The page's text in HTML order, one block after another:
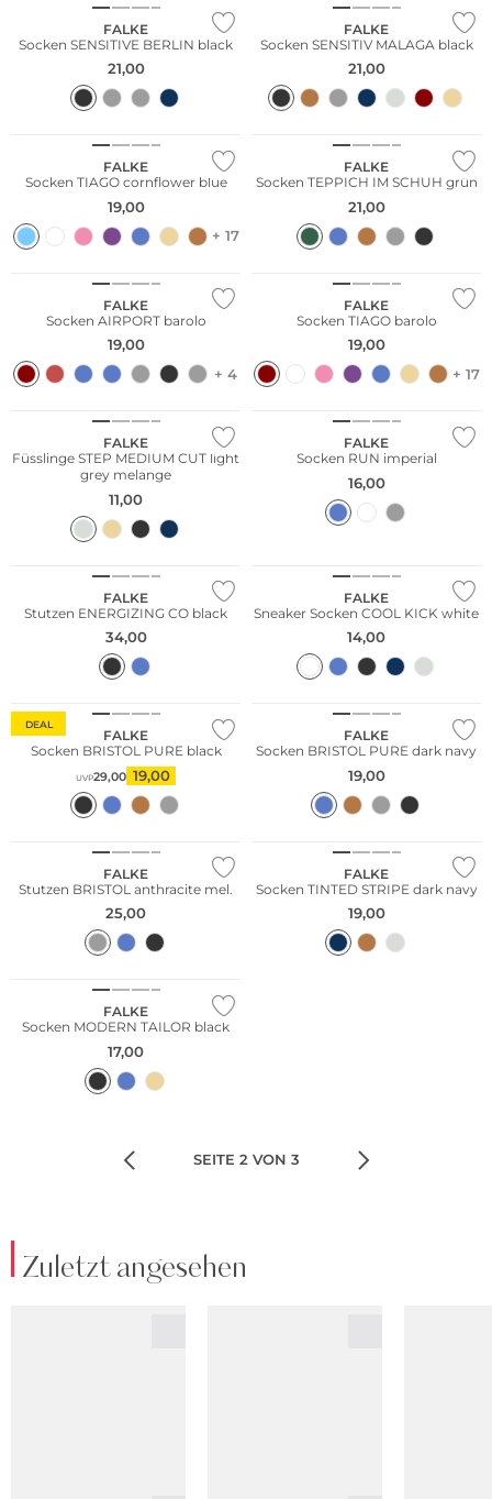
FALKE
Socken SENSITIVE BERLIN black
21,00
FALKE
Socken SENSITIV MALAGA black
21,00
Nachhaltig
FALKE
Socken TIAGO cornflower blue
19,00
+ 17
Große Größen
Merino
FALKE
Socken TEPPICH IM SCHUH grün
21,00
Große Größen
Merino
FALKE
Socken AIRPORT barolo
19,00
+ 4
Große Größen
Nachhaltig
FALKE
Socken TIAGO barolo
19,00
+ 17
Große Größen
FALKE
Füsslinge STEP MEDIUM CUT light
grey melange
11,00
FALKE
Socken RUN imperial
16,00
FALKE
Stutzen ENERGIZING CO black
34,00
FALKE
Sneaker Socken COOL KICK white
14,00
DEAL
FALKE
Socken BRISTOL PURE black
UVP29,00 19,00
FALKE
Socken BRISTOL PURE dark navy
19,00
FALKE
Stutzen BRISTOL anthracite mel.
25,00
Große Größen
FALKE
Socken TINTED STRIPE dark navy
19,00
FALKE
Socken MODERN TAILOR black
17,00
SEITE 2 VON 3
Zuletzt angesehen